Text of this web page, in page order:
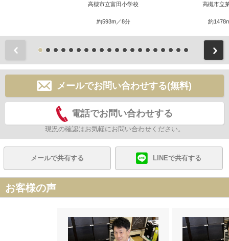
高槻市立富田小学校
約593m／8分
高槻市立
約
メールでお問い合わせする(無料)
電話でお問い合わせする
現況の確認はお気軽にお問い合わせください。
メールで共有する LINEで共有する
お客様の声